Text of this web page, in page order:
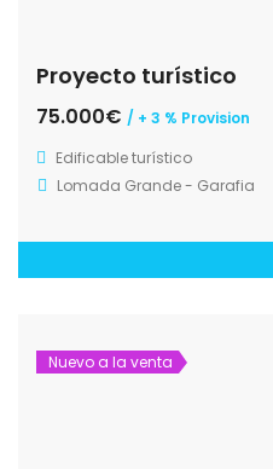
Proyecto turístico
75.000€ / + 3 % Provision
Edificable turístico
Lomada Grande - Garafia
Nuevo a la venta